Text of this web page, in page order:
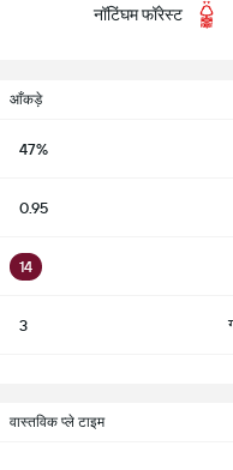
नॉटिंघम फॉरेस्ट
आँकड़े
47%
0.95
14
3
वास्तविक प्ले टाइम